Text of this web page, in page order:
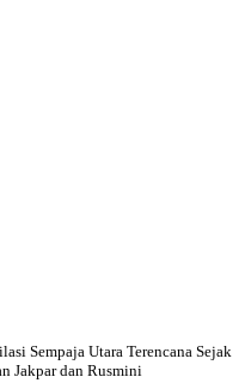
Sempaja Utara Terencana Sejak
Jakpar dan Rusmini